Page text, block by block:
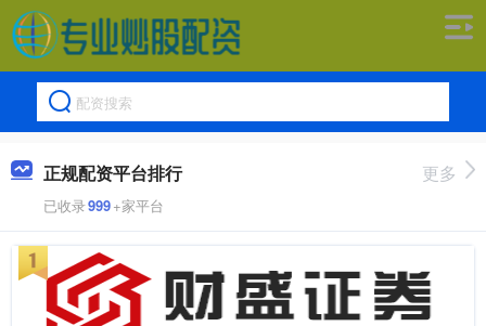
正规配资平台排行
已收录999+家平台
更多